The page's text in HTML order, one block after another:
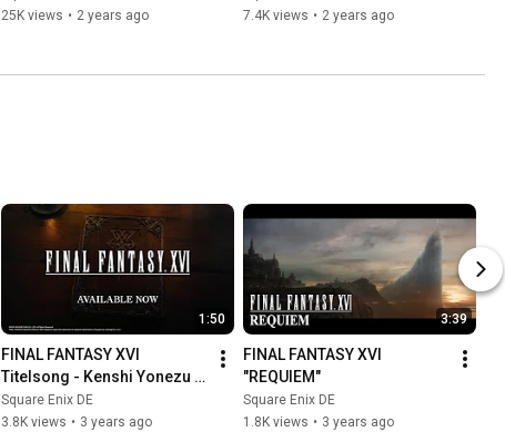
25K views • 2 years ago
7.4K views • 2 years ago
1:50
FINAL FANTASY XVI
Titelsong - Kenshi Yonezu
„Tsuki Wo Miteita -
Moongazing“
Square Enix DE
3.8K views • 3 years ago
3:39
FINAL FANTASY XVI
"REQUIEM"
Square Enix DE
1.8K views • 3 years ago